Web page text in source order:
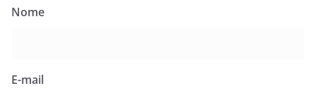
Nome
E-mail